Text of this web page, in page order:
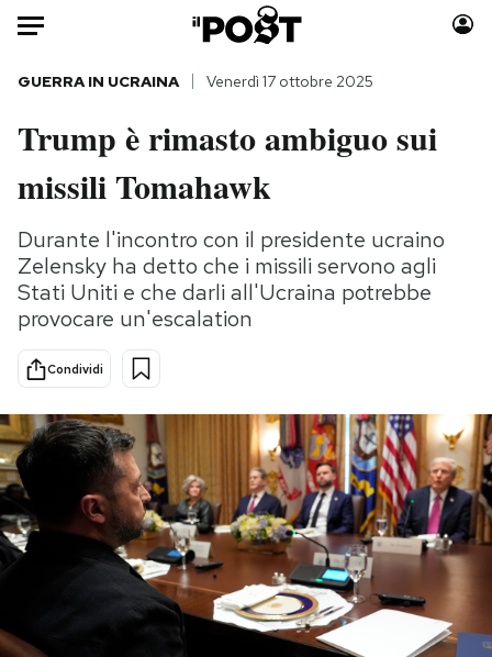
Auto
HOME
Italia
Politica
Tecnologia
Cultura
Sport
Consumismi
Storie/Idee
Ok Boomer!
Mondiali calcio 2026
PODCAST
NEWSLETTER
GUERRA IN UCRAINA Venerdì 17 ottobre 2025
Trump è rimasto ambiguo sui
missili Tomahawk
Durante l'incontro con il presidente ucraino
Zelensky ha detto che i missili servono agli
Stati Uniti e che darli all'Ucraina potrebbe
provocare un'escalation
Condividi